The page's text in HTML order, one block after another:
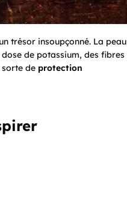
trésor insoupçonné. La peau
de potassium, des fibres
de protection